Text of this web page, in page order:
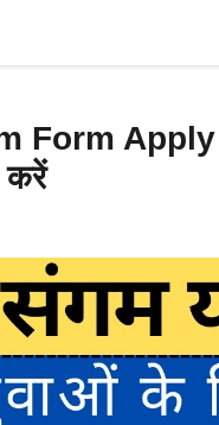
Form Apply
करें